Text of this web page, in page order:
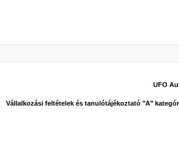
UFO
Vállalkozási feltételek és tanulótájékoztató "A"